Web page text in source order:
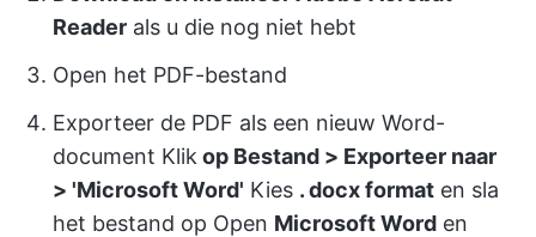
Reader als u die nog niet hebt
Open het PDF-bestand
Exporteer de PDF als een nieuw Word-
document Klik op Bestand > Exporteer naar
> 'Microsoft Word' Kies . docx format en sla
het bestand op Open Microsoft Word en